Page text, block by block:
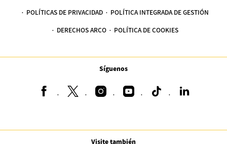
POLÍTICAS DE PRIVACIDAD POLÍTICA INTEGRADA DE GESTIÓN
DERECHOS ARCO POLÍTICA DE COOKIES
Síguenos
Visite también